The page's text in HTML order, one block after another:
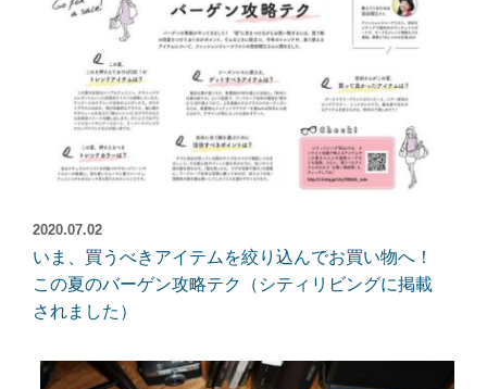
2020.07.02
いま、買うべきアイテムを絞り込んでお買い物へ！
この夏のバーゲン攻略テク（シティリビングに掲載
されました）